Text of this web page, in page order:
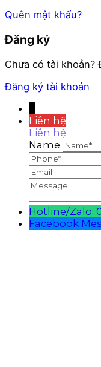
Quên mật khẩu?
Đăng ký
Chưa có tài khoản?
Đăng ký tài khoản
Liên hệ
Liên hệ
Name
Hotline/Zalo:
Facebook